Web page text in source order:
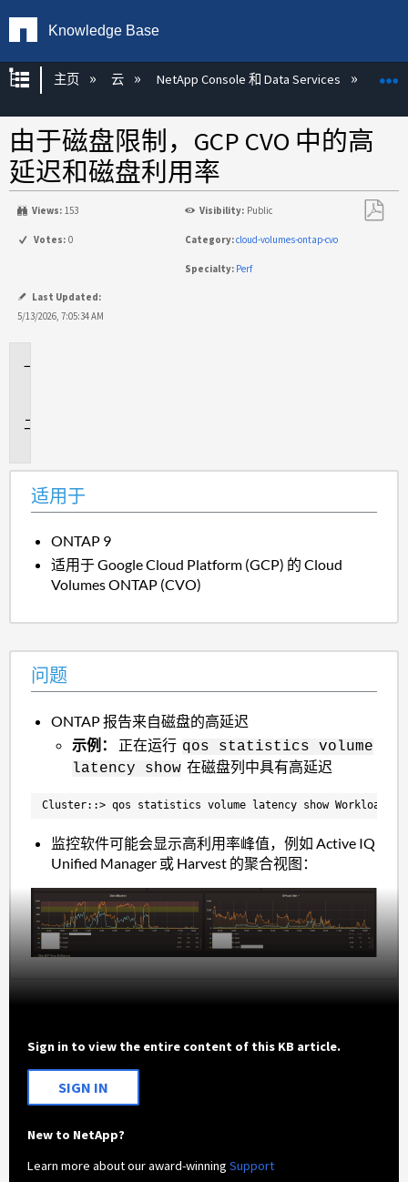
Knowledge Base
扩展/隐缩全局层次
主页 云 NetApp Console 和 Data Services
由于磁盘限制，GCP CVO 中的高
延迟和磁盘利用率
Views: 153 Visibility: Public
Votes: 0 Category:cloud-volumes-ontap-cvo
Specialty: Perf
Last Updated:
5/13/2026, 7:05:34 AM
适用于
ONTAP 9
适用于 Google Cloud Platform (GCP) 的 Cloud
Volumes ONTAP (CVO)
问题
ONTAP 报告来自磁盘的高延迟
示例： 正在运行 qos statistics volume
latency show在磁盘列中具有高延迟
Cluster::> qos statistics volume latency show Workload
监控软件可能会显示高利用率峰值，例如 Active IQ
Unified Manager 或 Harvest 的聚合视图：
Sign in to view the entire content of this KB article.
SIGN IN
New to NetApp?
Learn more about our award-winningSupport